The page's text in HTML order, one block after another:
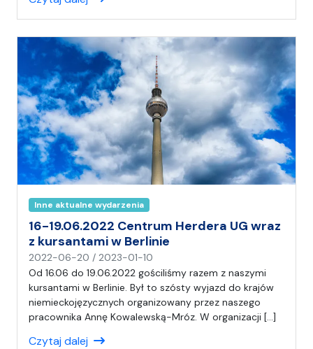
ł
)
A
n
i
a
Inne aktualne wydarzenia
16-19.06.2022 Centrum Herdera UG wraz
z kursantami w Berlinie
2022-06-20 / 2023-01-10
a
p
i
s
Od 16.06 do 19.06.2022 gościliśmy razem z naszymi
kursantami w Berlinie. Był to szósty wyjazd do krajów
niemieckojęzycznych organizowany przez naszego
pracownika Annę Kowalewską-Mróz. W organizacji […]
Czytaj dalej